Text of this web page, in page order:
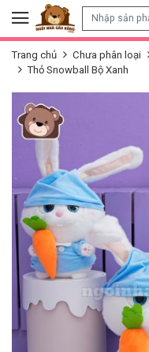
Skip to content
Trang chủ Chưa phân loại
Thỏ Snowball Bộ Xanh